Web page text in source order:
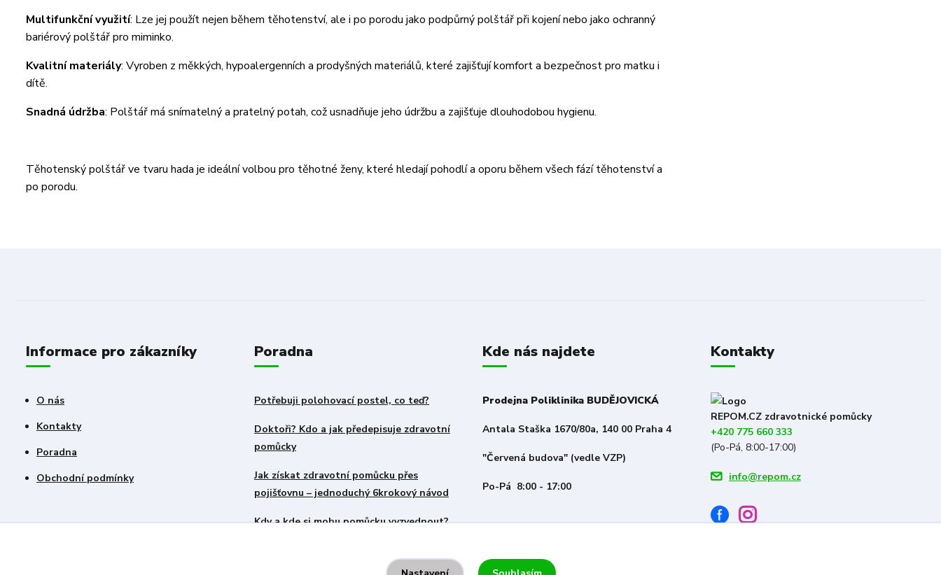
Multifunkční využití: Lze jej použít nejen během těhotenství, ale i po porodu jako podpůrný polštář při kojení nebo jako ochranný
bariérový polštář pro miminko.
Kvalitní materiály: Vyroben z měkkých, hypoalergenních a prodyšných materiálů, které zajišťují komfort a bezpečnost pro matku i
dítě.
Snadná údržba: Polštář má snímatelný a pratelný potah, což usnadňuje jeho údržbu a zajišťuje dlouhodobou hygienu.
Těhotenský polštář ve tvaru hada je ideální volbou pro těhotné ženy, které hledají pohodlí a oporu během všech fází těhotenství a
po porodu.
Informace pro zákazníky
O nás
Kontakty
Poradna
Obchodní podmínky
Poradna
Potřebuji polohovací postel, co teď?
Doktoři? Kdo a jak předepisuje zdravotní
pomůcky
Jak získat zdravotní pomůcku přes
pojišťovnu – jednoduchý 6krokový návod
Kdy a kde si mohu pomůcku vyzvednout?
Kde nás najdete
Prodejna Poliklinika BUDĚJOVICKÁ
Antala Staška 1670/80a, 140 00 Praha 4
"Červená budova" (vedle VZP)
Po-Pá 8:00 - 17:00
Kontakty
REPOM.CZ zdravotnické pomůcky
+420 775 660 333
(Po-Pá, 8:00-17:00)
info@repom.cz